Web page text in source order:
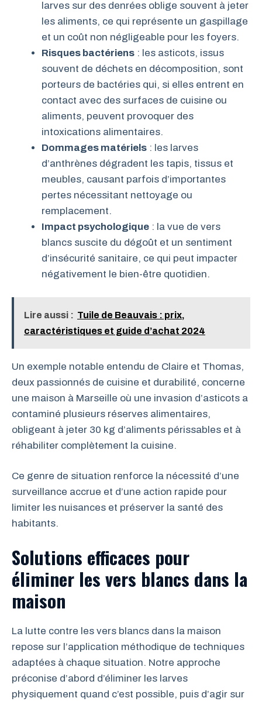
larves sur des denrées oblige souvent à jeter
les aliments, ce qui représente un gaspillage
et un coût non négligeable pour les foyers.
Risques bactériens : les asticots, issus
souvent de déchets en décomposition, sont
porteurs de bactéries qui, si elles entrent en
contact avec des surfaces de cuisine ou
aliments, peuvent provoquer des
intoxications alimentaires.
Dommages matériels : les larves
d’anthrènes dégradent les tapis, tissus et
meubles, causant parfois d’importantes
pertes nécessitant nettoyage ou
remplacement.
Impact psychologique : la vue de vers
blancs suscite du dégoût et un sentiment
d’insécurité sanitaire, ce qui peut impacter
négativement le bien-être quotidien.
Lire aussi : Tuile de Beauvais : prix,
caractéristiques et guide d’achat 2024
Un exemple notable entendu de Claire et Thomas,
deux passionnés de cuisine et durabilité, concerne
une maison à Marseille où une invasion d’asticots a
contaminé plusieurs réserves alimentaires,
obligeant à jeter 30 kg d’aliments périssables et à
réhabiliter complètement la cuisine.
Ce genre de situation renforce la nécessité d’une
surveillance accrue et d’une action rapide pour
limiter les nuisances et préserver la santé des
habitants.
Solutions efficaces pour
éliminer les vers blancs dans la
maison
La lutte contre les vers blancs dans la maison
repose sur l’application méthodique de techniques
adaptées à chaque situation. Notre approche
préconise d’abord d’éliminer les larves
physiquement quand c’est possible, puis d’agir sur